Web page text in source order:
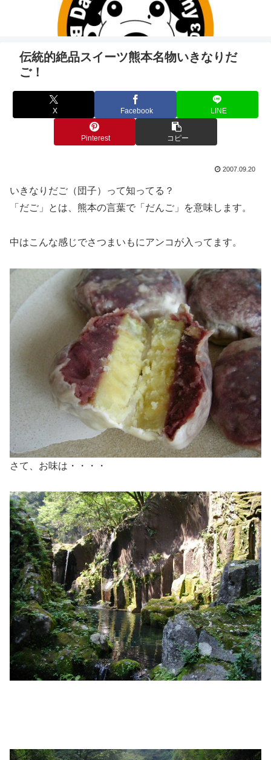
伝統的絶品スイーツ熊本名物いきなりだ
ご！
X Facebook LINE
Pinterest コピー
2007.09.20
いきなりだご（団子）って知ってる？
「だご」とは、熊本の言葉で「だんご」を意味します。
中はこんな感じでさつまいもにアンコが入ってます。
さて、お味は・・・・